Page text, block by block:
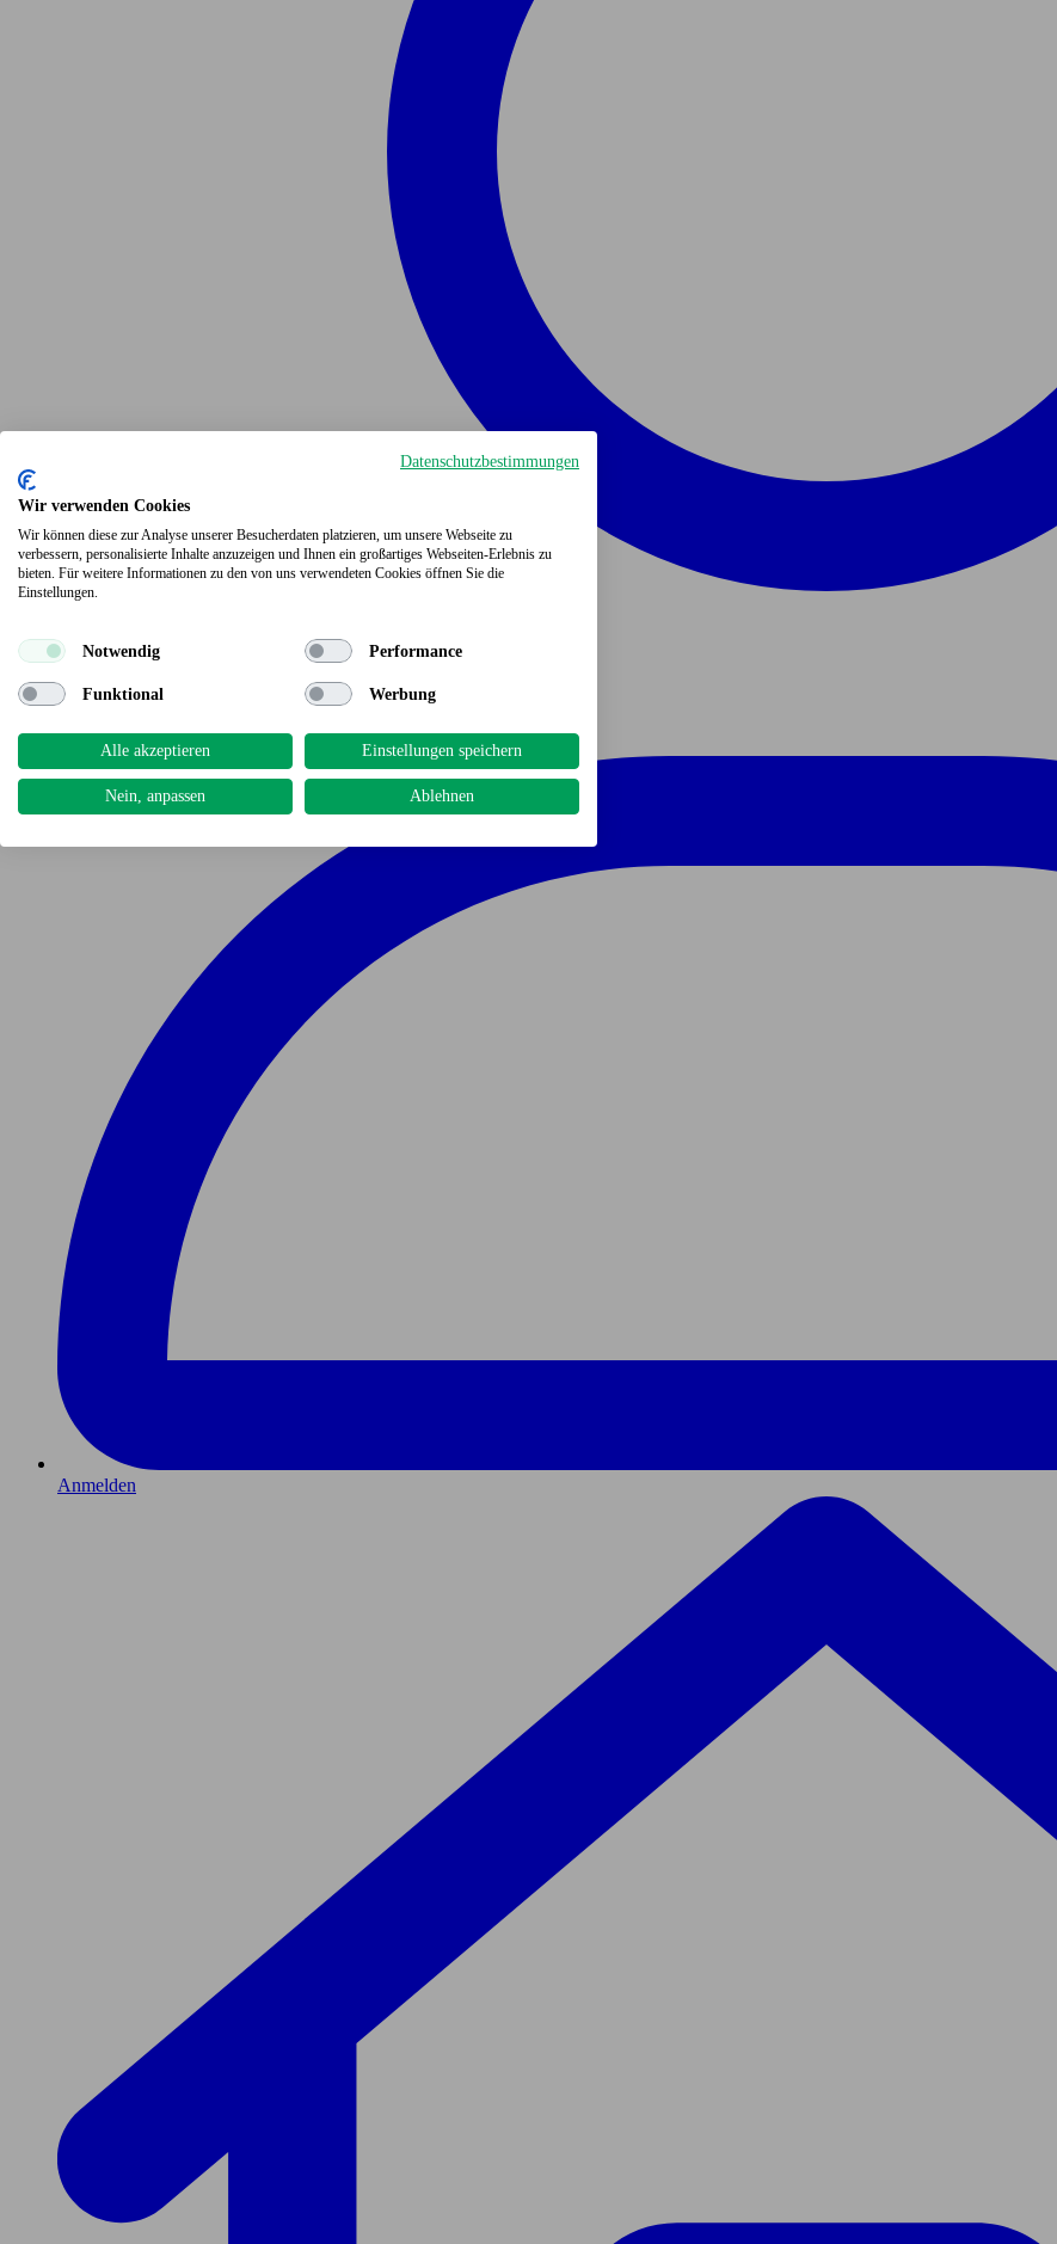
Anmelden
Datenschutzbestimmungen
Wir verwenden Cookies
Wir können diese zur Analyse unserer Besucherdaten platzieren, um unsere Webseite zu
verbessern, personalisierte Inhalte anzuzeigen und Ihnen ein großartiges Webseiten-Erlebnis zu
bieten. Für weitere Informationen zu den von uns verwendeten Cookies öffnen Sie die
Einstellungen.
Notwendig Performance
Funktional Werbung
Alle akzeptieren Einstellungen speichern
Nein, anpassen Ablehnen